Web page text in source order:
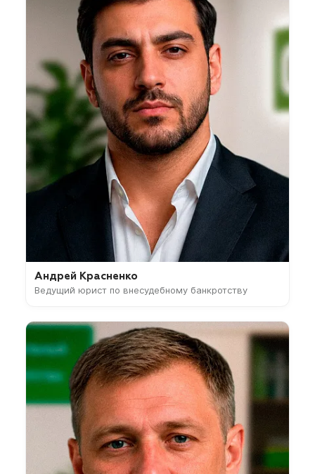
Андрей Красненко
Ведущий юрист по внесудебному банкротству